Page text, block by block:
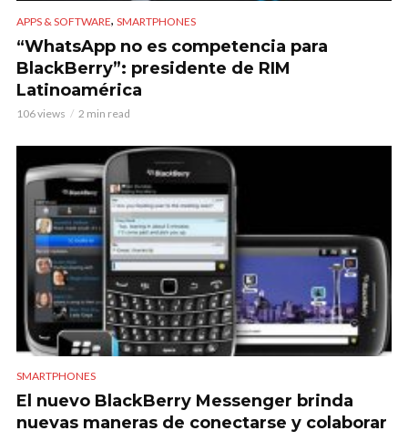
APPS & SOFTWARE, SMARTPHONES
“WhatsApp no es competencia para
BlackBerry”: presidente de RIM
Latinoamérica
106 views 2 min read
SMARTPHONES
El nuevo BlackBerry Messenger brinda
nuevas maneras de conectarse y colaborar